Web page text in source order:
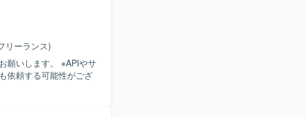
リーランス)
願いします。 ※APIやサ
依頼する可能性がござ